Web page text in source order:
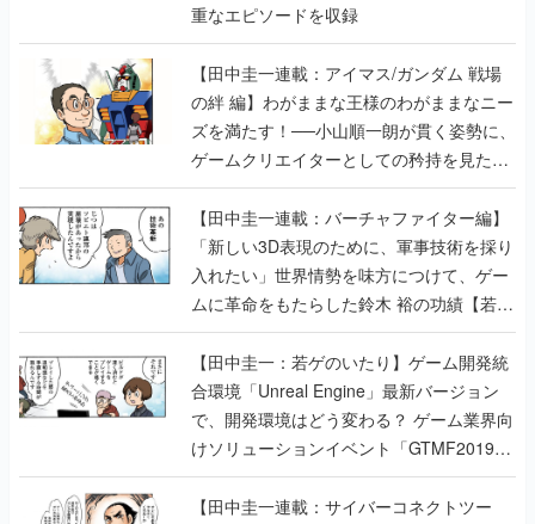
重なエピソードを収録
【田中圭一連載：アイマス/ガンダム 戦場
の絆 編】わがままな王様のわがままなニー
ズを満たす！──小山順一朗が貫く姿勢に、
ゲームクリエイターとしての矜持を見た
【若ゲのいたり最終回】
【田中圭一連載：バーチャファイター編】
「新しい3D表現のために、軍事技術を採り
入れたい」世界情勢を味方につけて、ゲー
ムに革命をもたらした鈴木 裕の功績【若ゲ
のいたり】
【田中圭一：若ゲのいたり】ゲーム開発統
合環境「Unreal Engine」最新バージョン
で、開発環境はどう変わる？ ゲーム業界向
けソリューションイベント「GTMF2019」
に行って、より理解を深めよう【PR】
【田中圭一連載：サイバーコネクトツー